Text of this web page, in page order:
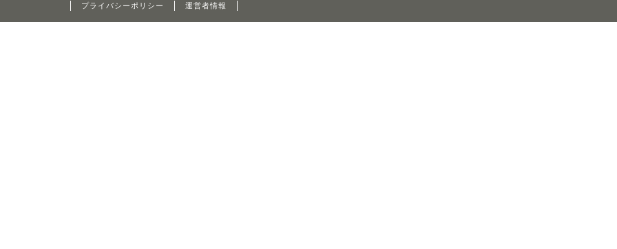
プライバシーポリシー 運営者情報